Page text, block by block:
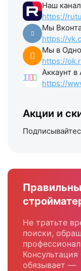
Наш
https://
Мы
https://
Мы в
https://
Аккаунт
https://
Акции и
Не тратьте
поиски,
обязывает —